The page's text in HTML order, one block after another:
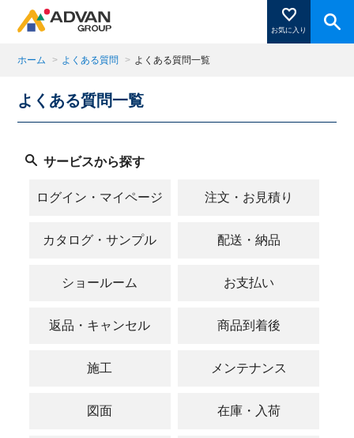
お気に入り
商品ページにある「お気に入り登録」を押すと登録した
商品がここに表示されます。
閉じる
ホーム > よくある質問 > よくある質問一覧
よくある質問一覧
サービスから探す
ログイン・マイページ 注文・お見積り
カタログ・サンプル 配送・納品
ショールーム お支払い
返品・キャンセル 商品到着後
施工 メンテナンス
図面 在庫・入荷